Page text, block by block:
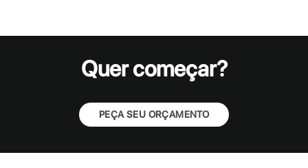
Quer começar?
PEÇA SEU ORÇAMENTO